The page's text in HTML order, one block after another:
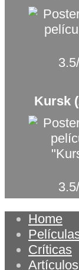
Kursk
Home
Críticas
Artículos